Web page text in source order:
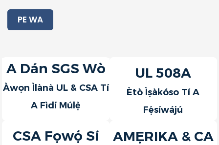
PE WA
A Dán SGS Wò
Àwọn Ìlànà UL & CSA Tí
A Fìdí Múlẹ̀
UL 508A
Ètò Ìṣàkóso Tí A
Fẹ́síwájú
CSA Fọwọ́ Sí
AMẸRIKA & CA